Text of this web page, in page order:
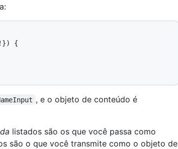
{
, e o objeto de conteúdo é
listados são os que você passa como
são o que você transmite como o objeto de